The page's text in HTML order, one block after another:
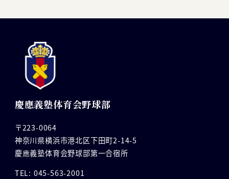
慶應義塾体育会野球部
〒223-0064
神奈川県横浜市港北区下田町2-14-5
慶應義塾体育会野球部第一合宿所
TEL: 045-563-2001